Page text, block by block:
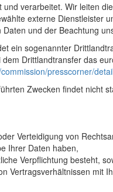
verarbeitet. Wir leiten
externe Dienstleister
und der Beachtung
ein sogenannter
Drittlandtransfer das
presscorner/
Zwecken findet nicht
Verteidigung von
Ihrer Daten haben,
Verpflichtung besteht,
Vertragsverhältnissen mit